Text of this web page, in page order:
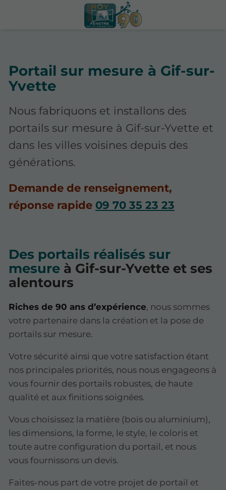
Portail sur mesure à Gif-sur-
Yvette
Nous fabriquons et installons des
portails sur mesure à Gif-sur-Yvette et
dans les villes voisines depuis des
générations.
Demande de renseignement,
réponse rapide 09 70 35 23 23
Des portails réalisés sur
mesure à Gif-sur-Yvette et ses
alentours
Riches de 90 ans d’expérience, nous sommes
votre partenaire dans la création et la pose de
portails sur mesure.
Votre sécurité ainsi que votre satisfaction étant
nos principales priorités, nous nous engageons à
vous fournir des portails robustes, de haute
qualité et aux finitions soignées.
Vous choisissez la matière (bois ou aluminium),
les dimensions, la forme, le style, le coloris et
toute autre configuration du portail, et nous
vous fournissons un devis.
Faites-nous part de votre projet de portail et